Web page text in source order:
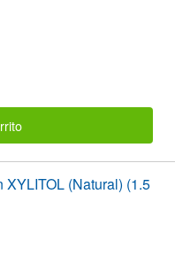
(Natural) (1.5